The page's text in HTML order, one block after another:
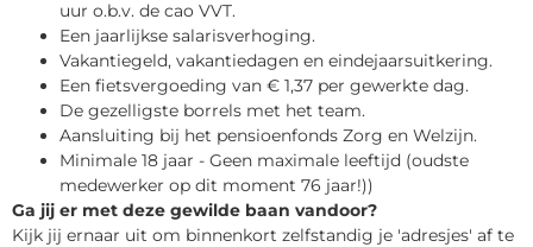
uur o.b.v. de cao VVT.
Een jaarlijkse salarisverhoging.
Vakantiegeld, vakantiedagen en eindejaarsuitkering.
Een fietsvergoeding van € 1,37 per gewerkte dag.
De gezelligste borrels met het team.
Aansluiting bij het pensioenfonds Zorg en Welzijn.
Minimale 18 jaar - Geen maximale leeftijd (oudste
medewerker op dit moment 76 jaar!))
Ga jij er met deze gewilde baan vandoor?
Kijk jij ernaar uit om binnenkort zelfstandig je 'adresjes' af te